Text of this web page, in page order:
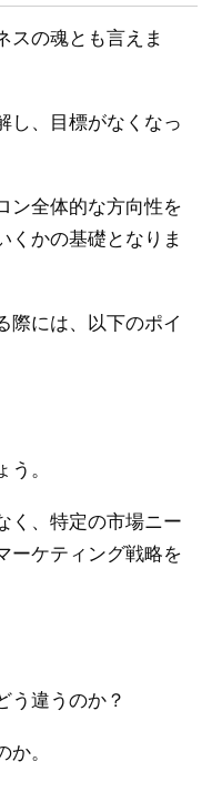
スの魂とも言えま
し、目標がなくなっ
ン全体的な方向性を
くかの基礎となりま
際には、以下のポイ
。
く、特定の市場ニー
ーケティング戦略を
う違うのか？
。